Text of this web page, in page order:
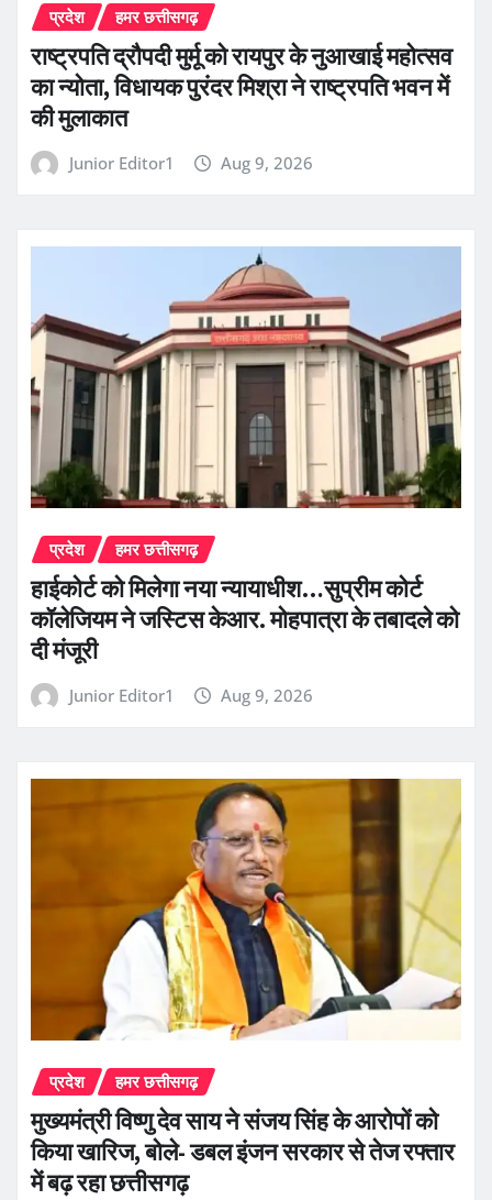
प्रदेश हमर छत्तीसगढ़
राष्ट्रपति द्रौपदी मुर्मू को रायपुर के नुआखाई महोत्सव
का न्योता, विधायक पुरंदर मिश्रा ने राष्ट्रपति भवन में
की मुलाकात
Junior Editor1 Aug 9, 2026
प्रदेश हमर छत्तीसगढ़
हाईकोर्ट को मिलेगा नया न्यायाधीश…सुप्रीम कोर्ट
कॉलेजियम ने जस्टिस केआर. मोहपात्रा के तबादले को
दी मंजूरी
Junior Editor1 Aug 9, 2026
प्रदेश हमर छत्तीसगढ़
मुख्यमंत्री विष्णु देव साय ने संजय सिंह के आरोपों को
किया खारिज, बोले- डबल इंजन सरकार से तेज रफ्तार
में बढ़ रहा छत्तीसगढ़